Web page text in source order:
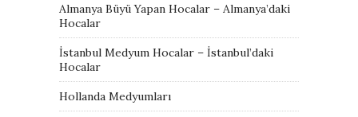
Almanya Büyü Yapan Hocalar – Almanya’daki
Hocalar
İstanbul Medyum Hocalar – İstanbul’daki
Hocalar
Hollanda Medyumları